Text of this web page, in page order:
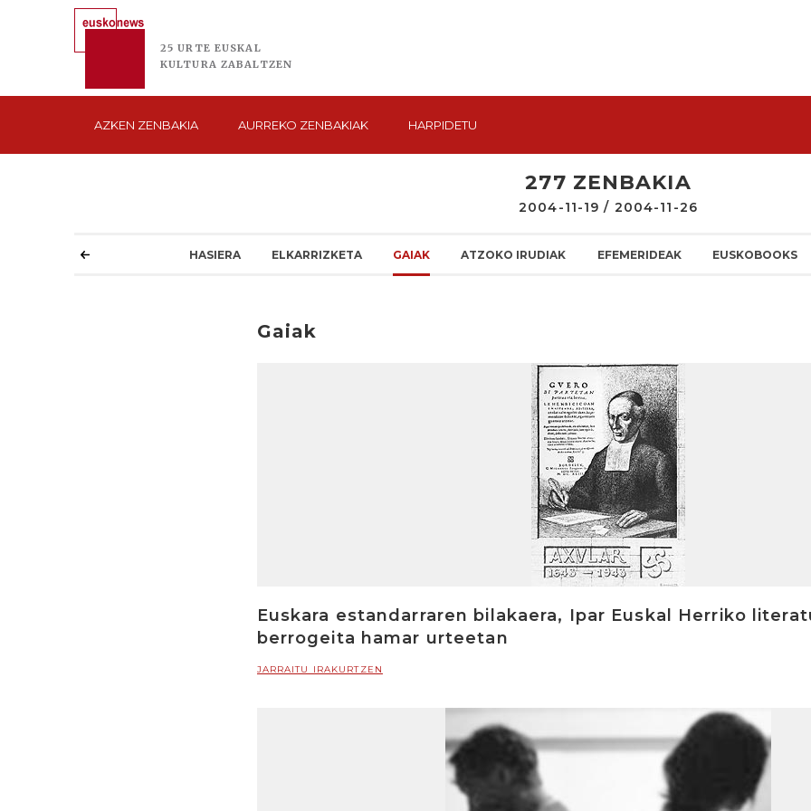
25 URTE EUSKAL
KULTURA ZABALTZEN
AZKEN ZENBAKIA AURREKO ZENBAKIAK HARPIDETU
277 ZENBAKIA
2004-11-19 / 2004-11-26
HASIERA ELKARRIZKETA GAIAK ATZOKO IRUDIAK EFEMERIDEAK EUSKOBOOKS
Gaiak
Euskara estandarraren bilakaera, Ipar Euskal Herriko
berrogeita hamar urteetan
JARRAITU IRAKURTZEN